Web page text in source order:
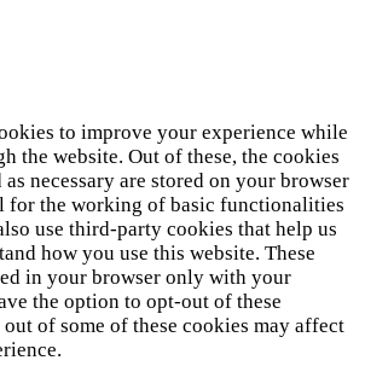
to improve your experience while
the website. Out of these, the cookies
necessary are stored on your browser
for the working of basic functionalities
use third-party cookies that help us
how you use this website. These
in your browser only with your
the option to opt-out of these
of some of these cookies may affect